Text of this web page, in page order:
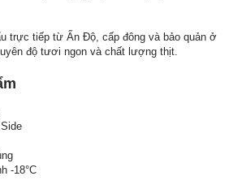
trực tiếp từ Ấn Độ, cấp đông và bảo quản ở
độ tươi ngon và chất lượng thịt.
-18°C